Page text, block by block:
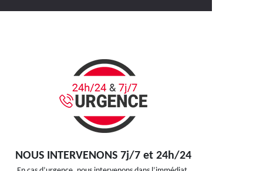
NOUS INTERVENONS 7j/7 et 24h/24